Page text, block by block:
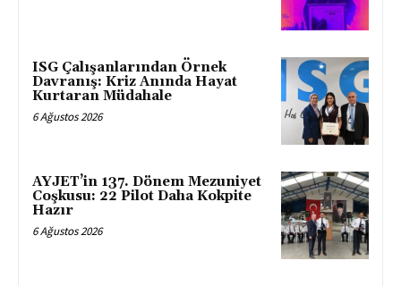
ISG Çalışanlarından Örnek
Davranış: Kriz Anında Hayat
Kurtaran Müdahale
6 Ağustos 2026
AYJET’in 137. Dönem Mezuniyet
Coşkusu: 22 Pilot Daha Kokpite
Hazır
6 Ağustos 2026